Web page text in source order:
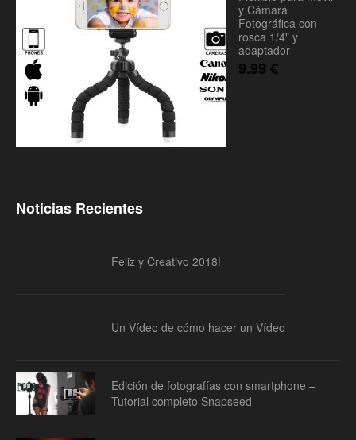
y Cámara
Fotográfica con
rosca 1/4" y
adaptador
9.99 €
Noticias Recientes
Feliz y Creativo 2018!
Un Vídeo de cómo hacer un Vídeo
Edición de fotografías con smartphone –
Tutorial completo Snapseed